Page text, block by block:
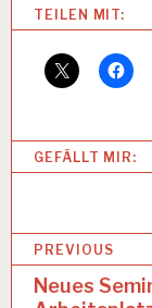
Categories:
V
A
I
E
G
P
S
TEILEN MIT:
GEFÄLLT MIR:
BPREVIOUS
Neues